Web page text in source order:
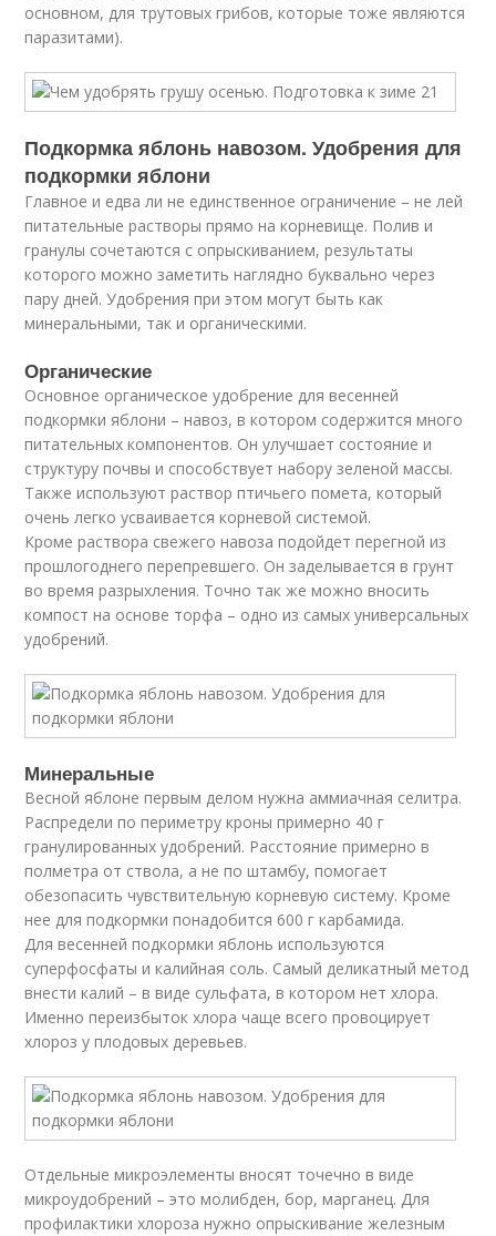
основном, для трутовых грибов, которые тоже являются
паразитами).
Подкормка яблонь навозом. Удобрения для
подкормки яблони
Главное и едва ли не единственное ограничение – не лей
питательные растворы прямо на корневище. Полив и
гранулы сочетаются с опрыскиванием, результаты
которого можно заметить наглядно буквально через
пару дней. Удобрения при этом могут быть как
минеральными, так и органическими.
Органические
Основное органическое удобрение для весенней
подкормки яблони – навоз, в котором содержится много
питательных компонентов. Он улучшает состояние и
структуру почвы и способствует набору зеленой массы.
Также используют раствор птичьего помета, который
очень легко усваивается корневой системой.
Кроме раствора свежего навоза подойдет перегной из
прошлогоднего перепревшего. Он заделывается в грунт
во время разрыхления. Точно так же можно вносить
компост на основе торфа – одно из самых универсальных
удобрений.
Минеральные
Весной яблоне первым делом нужна аммиачная селитра.
Распредели по периметру кроны примерно 40 г
гранулированных удобрений. Расстояние примерно в
полметра от ствола, а не по штамбу, помогает
обезопасить чувствительную корневую систему. Кроме
нее для подкормки понадобится 600 г карбамида.
Для весенней подкормки яблонь используются
суперфосфаты и калийная соль. Самый деликатный метод
внести калий – в виде сульфата, в котором нет хлора.
Именно переизбыток хлора чаще всего провоцирует
хлороз у плодовых деревьев.
Отдельные микроэлементы вносят точечно в виде
микроудобрений – это молибден, бор, марганец. Для
профилактики хлороза нужно опрыскивание железным